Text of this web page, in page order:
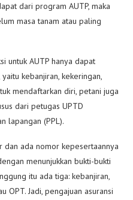
dari program AUTP, maka
masa tanam atau paling
untuk AUTP hanya dapat
kebanjiran, kekeringan,
mendaftarkan diri, petani juga
dari petugas UPTD
lapangan (PPL).
dan ada nomor kepesertaannya
menunjukkan bukti-bukti
itu ada tiga: kebanjiran,
OPT. Jadi, pengajuan asuransi